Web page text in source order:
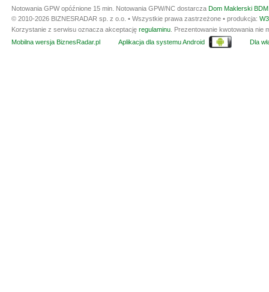
Notowania GPW opóźnione 15 min. Notowania GPW/NC dostarcza Dom Maklerski
© 2010-2026 BIZNESRADAR sp. z o.o. • Wszystkie prawa zastrzeżone • produkcja:
Korzystanie z serwisu oznacza akceptację regulaminu . Prezentowanie kwotowania
Mobilna wersja BiznesRadar.pl
Aplikacja dla systemu Android Dla